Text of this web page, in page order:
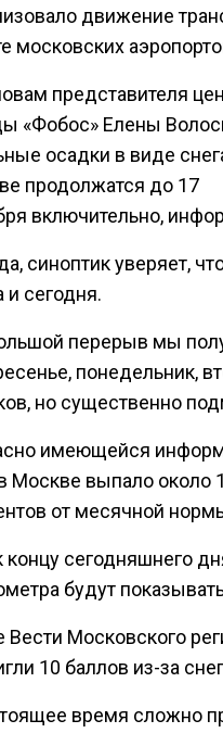
движение
московских
представителя
«Фобос» Елены
осадки в виде
продолжатся до 17
включительно,
синоптик уверяет,
и сегодня.
перерыв мы
понедельник,
но существенно
имеющейся
Москве выпало около
от месячной
сегодняшнего
будут
Вести Московского
10 баллов из-за
время сложно